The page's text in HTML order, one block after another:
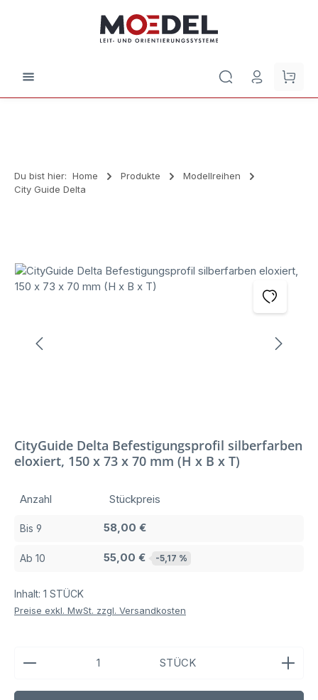
Zum Hauptinhalt springen
Du bist hier: Home Produkte
Modellreihen
City Guide Delta
Bildergalerie überspringen
CityGuide Delta Befestigungsprofil silberfarben
eloxiert, 150 x 73 x 70 mm (H x B x T)
Anzahl Stückpreis
Bis 9 58,00 €
Ab 10 55,00 € -5,17 %
Inhalt: 1 STÜCK
Preise exkl. MwSt. zzgl. Versandkosten
Produkt Anzahl: Gib den gewünschten Wert ein
STÜCK